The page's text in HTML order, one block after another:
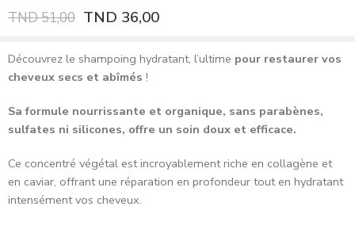
Noté 4.43
sur 5 basé
7
notations
client
TND51,00 TND 36,00
Découvrez le shampoing hydratant, l’ultime pour restaurer vos
cheveux secs et abîmés !
Sa formule nourrissante et organique, sans parabènes,
sulfates ni silicones, offre un soin doux et efficace.
Ce concentré végétal est incroyablement riche en collagène et
en caviar, offrant une réparation en profondeur tout en hydratant
intensément vos cheveux.